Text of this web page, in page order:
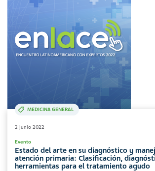
MEDICINA GENERAL
2 junio 2022
Evento
Estado del arte en su diagnóstico y
atención primaria: Clasificación,
herramientas para el tratamiento agudo